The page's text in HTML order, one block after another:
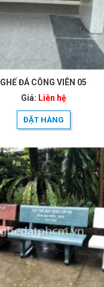
GHẾ ĐÁ CÔNG VIÊN 05
Giá: Liên hệ
ĐẶT HÀNG